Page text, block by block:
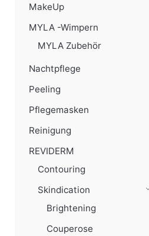
MakeUp
MYLA -Wimpern
MYLA Zubehör
Nachtpflege
Peeling
Pflegemasken
Reinigung
REVIDERM
Contouring
Skindication
Brightening
Couperose